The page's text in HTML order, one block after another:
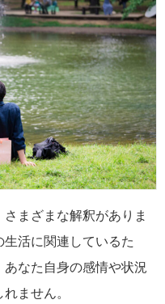
まざまな解釈がありま
活に関連しているた
なた自身の感情や状況
ません。